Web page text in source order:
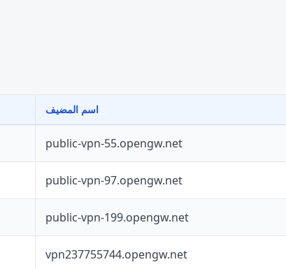
اسم المضيف
public-vpn-55.opengw.net
public-vpn-97.opengw.net
public-vpn-199.opengw.net
vpn237755744.opengw.net